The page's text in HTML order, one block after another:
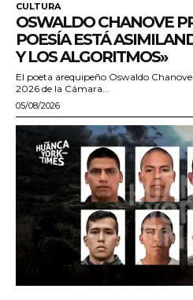
CULTURA
OSWALDO CHANOVE
POESÍA ESTÁ
Y LOS ALGORITMOS»
El poeta arequipeño Oswaldo
2026 de la Cámara...
05/08/2026